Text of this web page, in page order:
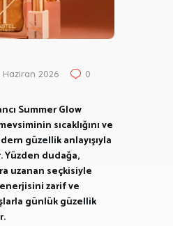
Haziran 2026
0
Summer Glow
sıcaklığını ve
güzellik anlayışıyla
Yüzden dudağa,
uzanan seçkisiyle
zarif ve
günlük güzellik